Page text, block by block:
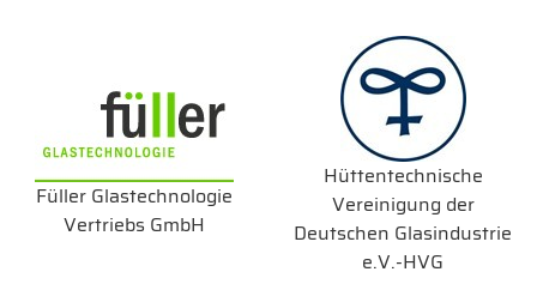
Füller Glastechnologie
Vertriebs GmbH
Hüttentechnische
Vereinigung der
Deutschen Glasindustrie
e.V.-HVG